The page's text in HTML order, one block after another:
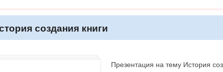
создания книги
Презентация на тему История